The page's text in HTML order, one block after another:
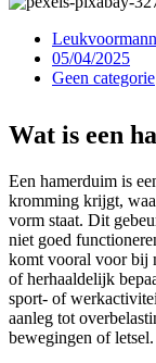
05/04/2025
Geen categorie
Wat is een
Een hamerduim is
kromming krijgt,
vorm staat. Dit
niet goed
komt vooral voor bij
of herhaaldelijk
sport- of
aanleg tot
bewegingen of letsel.